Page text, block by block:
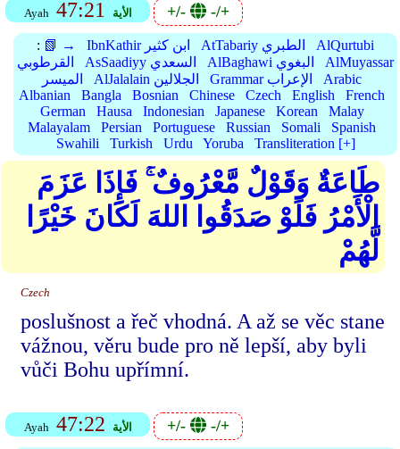
Ayah 47:21 الأية +/- -/+
: 📗 → IbnKathir ابن كثير AtTabariy الطبري
AlQurtubi
القرطوبي
AsSaadiyy السعدي AlBaghawi البغوي
AlMuyassar
الميسر
AlJalalain الجلالين Grammar الإعراب
Arabic
Albanian
Bangla Bosnian Chinese Czech English
French
German
Hausa Indonesian Japanese Korean
Malay
Malayalam
Persian Portuguese Russian Somali
Spanish
Swahili
Turkish Urdu Yoruba Transliteration [+]
طَاعَةٌ وَقَوْلٌ مَّعْرُوفٌ ۚ فَإِذَا عَزَمَ
الْأَمْرُ فَلَوْ صَدَقُوا اللهَ لَكَانَ خَيْرًا
لَّهُمْ
Czech
poslušnost a řeč vhodná. A až se věc stane
vážnou, věru bude pro ně lepší, aby byli
vůči Bohu upřímní.
Ayah 47:22 الأية +/- -/+